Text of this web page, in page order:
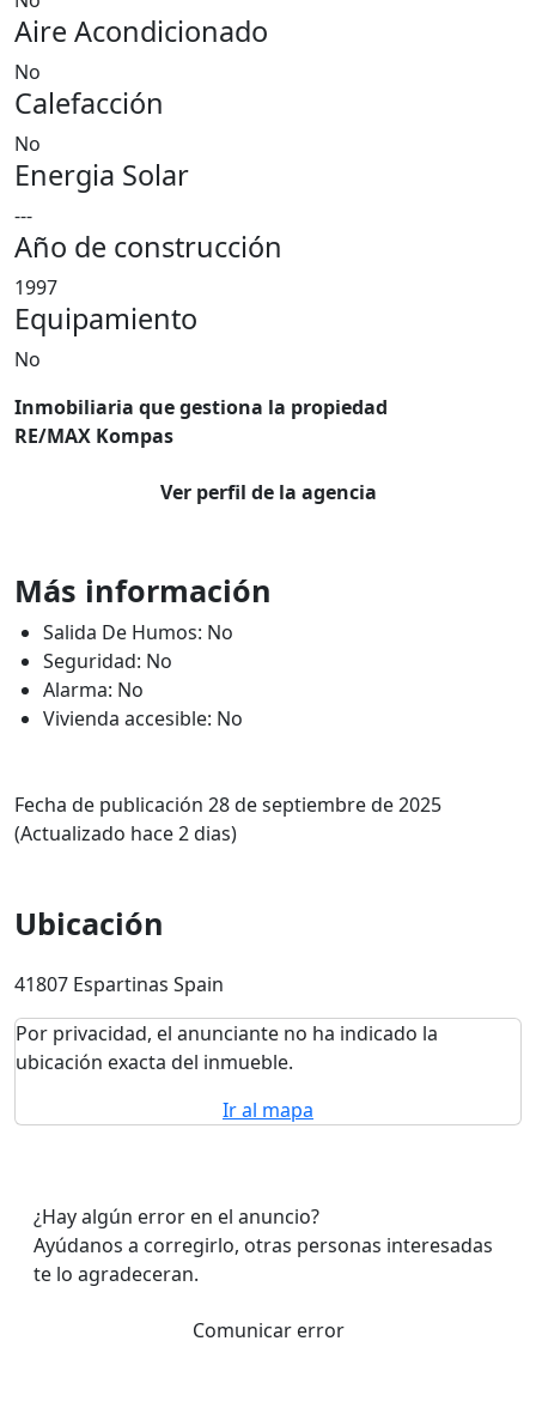
Aire Acondicionado
No
Calefacción
No
Energia Solar
---
Año de construcción
1997
Equipamiento
No
Inmobiliaria que gestiona la propiedad
RE/MAX Kompas
Ver perfil de la agencia
Más información
Salida De Humos: No
Seguridad: No
Alarma: No
Vivienda accesible: No
Fecha de publicación 28 de septiembre de 2025
(Actualizado hace 2 dias)
Ubicación
41807 Espartinas Spain
Por privacidad, el anunciante no ha indicado la
ubicación exacta del inmueble.
Ir al mapa
¿Hay algún error en el anuncio?
Ayúdanos a corregirlo, otras personas interesadas
te lo agradeceran.
Comunicar error